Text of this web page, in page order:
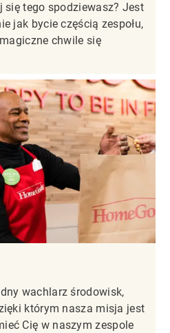
się tego spodziewasz? Jest
jak bycie częścią zespołu,
chwile się
wachlarz środowisk,
którym nasza misja jest
Cię w naszym zespole